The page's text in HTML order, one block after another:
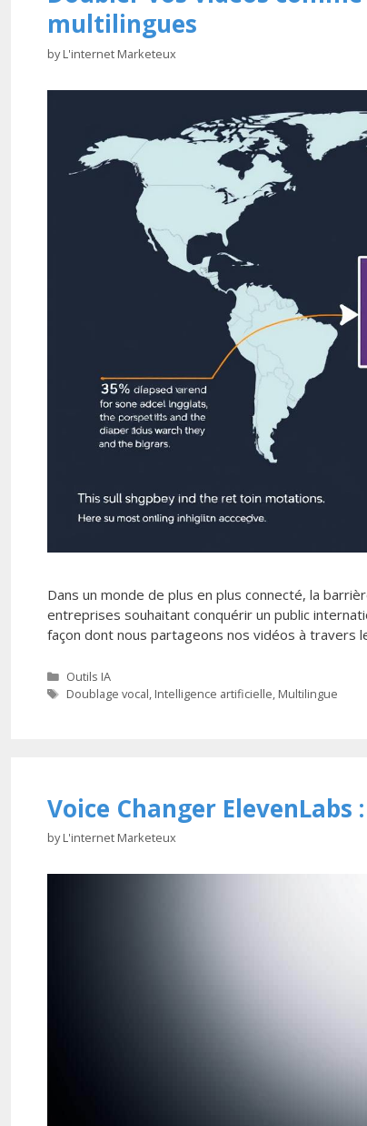
multilingues
byL'internet Marketeux
Dans un monde de plus en plus connecté, la
entreprises souhaitant conquérir un public
façon dont nous partageons nos vidéos à travers
Categories
Outils IA
Tags
Doublage vocal, Intelligence artificielle, Multilingue
Voice Changer
byL'internet Marketeux